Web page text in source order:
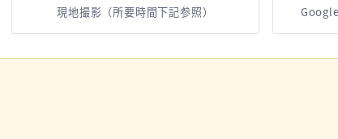
現地撮影（所要時間下記参照）